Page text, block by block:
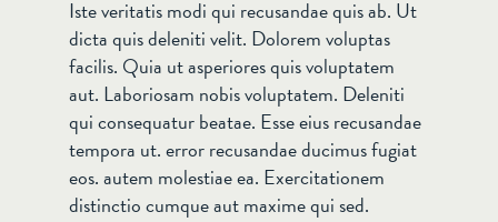
Iste veritatis modi qui recusandae quis ab. Ut
dicta quis deleniti velit. Dolorem voluptas
facilis. Quia ut asperiores quis voluptatem
aut. Laboriosam nobis voluptatem. Deleniti
qui consequatur beatae. Esse eius recusandae
tempora ut. error recusandae ducimus fugiat
eos. autem molestiae ea. Exercitationem
distinctio cumque aut maxime qui sed.